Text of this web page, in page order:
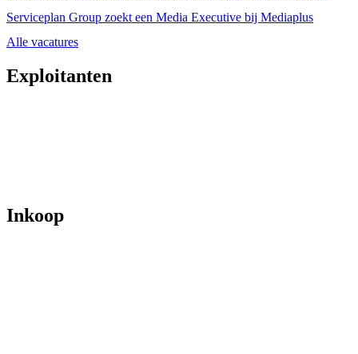
Serviceplan Group zoekt een Media Executive bij Mediaplus
Alle vacatures
Exploitanten
Inkoop